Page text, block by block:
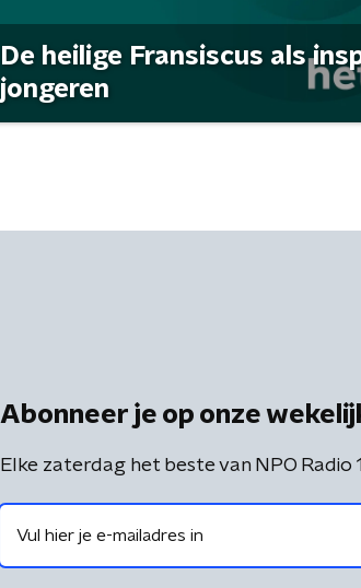
De heilige Fransiscus als
jongeren
Abonneer je op onze
Elke zaterdag het beste van NPO Radio